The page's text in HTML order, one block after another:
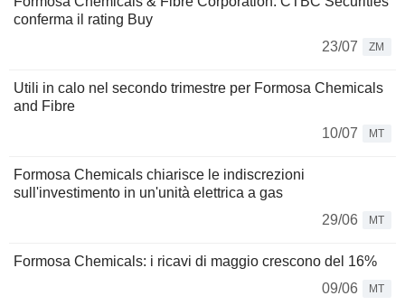
conferma il rating Buy
23/07
ZM
Utili in calo nel secondo trimestre per Formosa Chemicals
and Fibre
10/07
MT
Formosa Chemicals chiarisce le indiscrezioni
sull'investimento in un'unità elettrica a gas
29/06
MT
Formosa Chemicals: i ricavi di maggio crescono del 16%
09/06
MT